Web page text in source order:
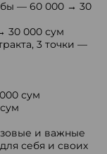
— 60 000 → 30
30 000 сум
3 точки —
сум
и важные
себя и своих